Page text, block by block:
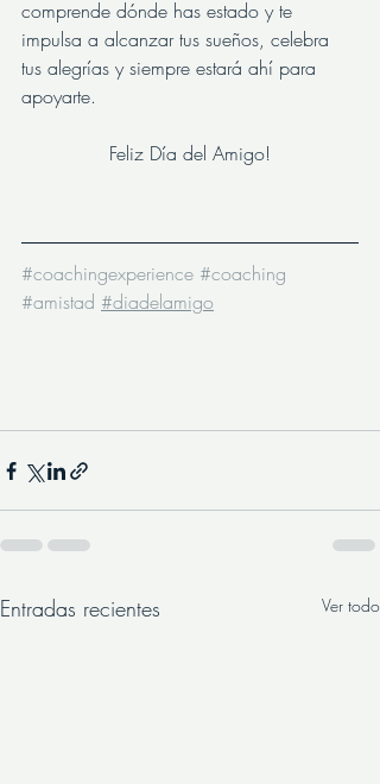
comprende dónde has estado y te
impulsa a alcanzar tus sueños, celebra
tus alegrías y siempre estará ahí para
apoyarte.
Feliz Día del Amigo!
#coachingexperience #coaching
#amistad #diadelamigo
Entradas recientes Ver todo